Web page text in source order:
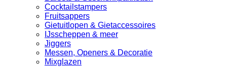
Cocktailstampers
Fruitsappers
Gietuitlopen & Gietaccessoires
IJsscheppen & meer
Jiggers
Messen, Openers & Decoratie
Mixglazen